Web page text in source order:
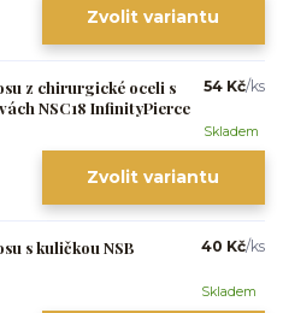
Zvolit variantu
z chirurgické oceli s
NSC18 InfinityPierce
54 Kč/ks
Skladem
Zvolit variantu
s kuličkou NSB
40 Kč/ks
Skladem